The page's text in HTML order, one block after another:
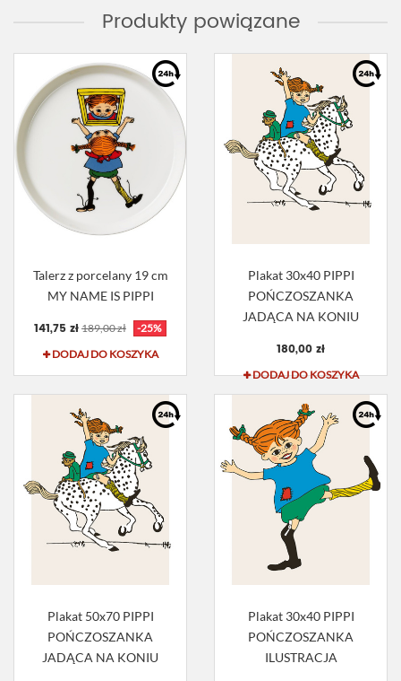
Produkty powiązane
Talerz z porcelany 19 cm
MY NAME IS PIPPI
141,75 zł 189,00 zł
-25%
DODAJ DO KOSZYKA
Plakat 30x40 PIPPI
POŃCZOSZANKA
JADĄCA NA KONIU
180,00 zł
DODAJ DO KOSZYKA
Plakat 50x70 PIPPI
POŃCZOSZANKA
JADĄCA NA KONIU
Plakat 30x40 PIPPI
POŃCZOSZANKA
ILUSTRACJA